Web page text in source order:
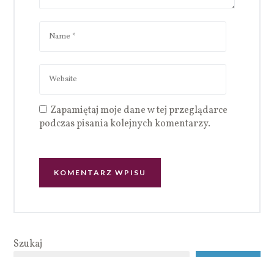
Zapamiętaj moje dane w tej przeglądarce
podczas pisania kolejnych komentarzy.
Szukaj